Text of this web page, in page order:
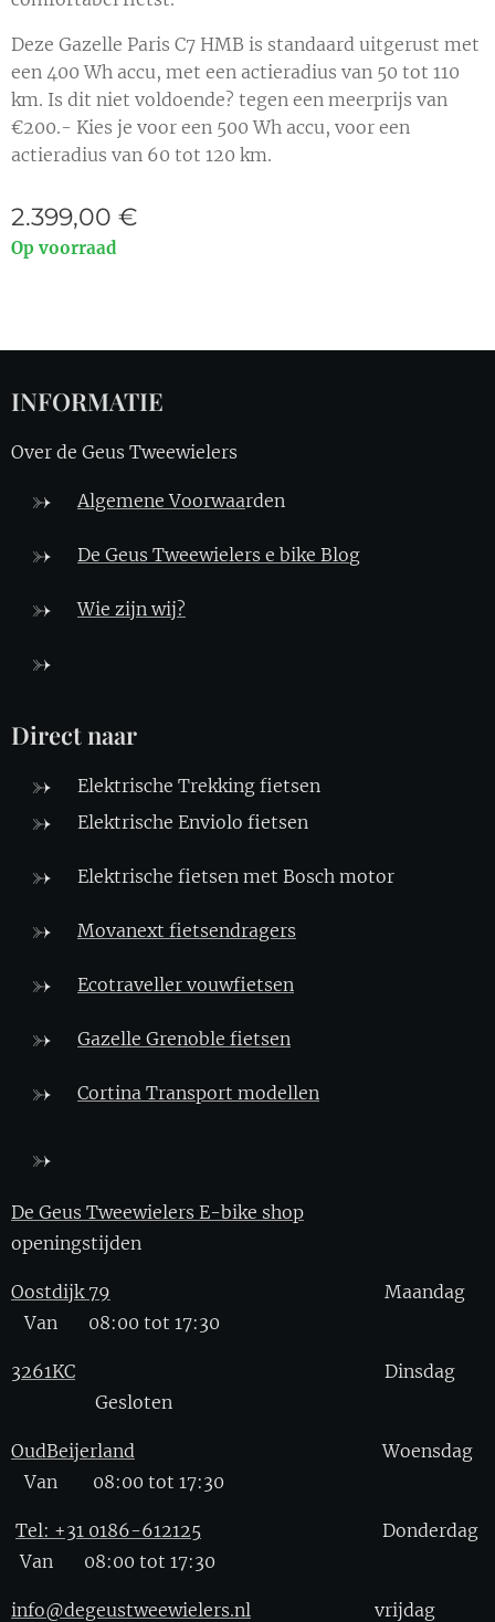
Deze Gazelle Paris C7 HMB is standaard uitgerust met
een 400 Wh accu, met een actieradius van 50 tot 110
km. Is dit niet voldoende? tegen een meerprijs van
€200.- Kies je voor een 500 Wh accu, voor een
actieradius van 60 tot 120 km.
2.399,00 €
Op voorraad
INFORMATIE
Over de Geus Tweewielers
Algemene Voorwaarden
De Geus Tweewielers e bike Blog
Wie zijn wij?
Direct naar
Elektrische Trekking fietsen
Elektrische Enviolo fietsen
Elektrische fietsen met Bosch motor
Movanext fietsendragers
Ecotraveller vouwfietsen
Gazelle Grenoble fietsen
Cortina Transport modellen
De Geus Tweewielers E-bike shop
openingstijden
Oostdijk 79 Maandag
Van 08:00 tot 17:30
3261KC Dinsdag
Gesloten
OudBeijerland Woensdag
Van 08:00 tot 17:30
Tel: +31 0186-612125 Donderdag
Van 08:00 tot 17:30
info@degeustweewielers.nl vrijdag